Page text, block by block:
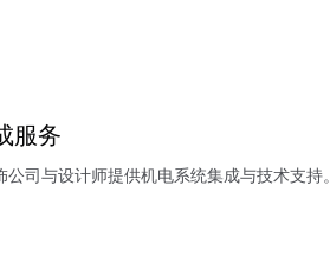
服务
公司与设计师提供机电系统集成与技术支持。